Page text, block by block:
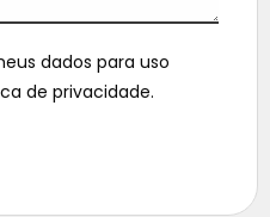
dados para uso
de privacidade.